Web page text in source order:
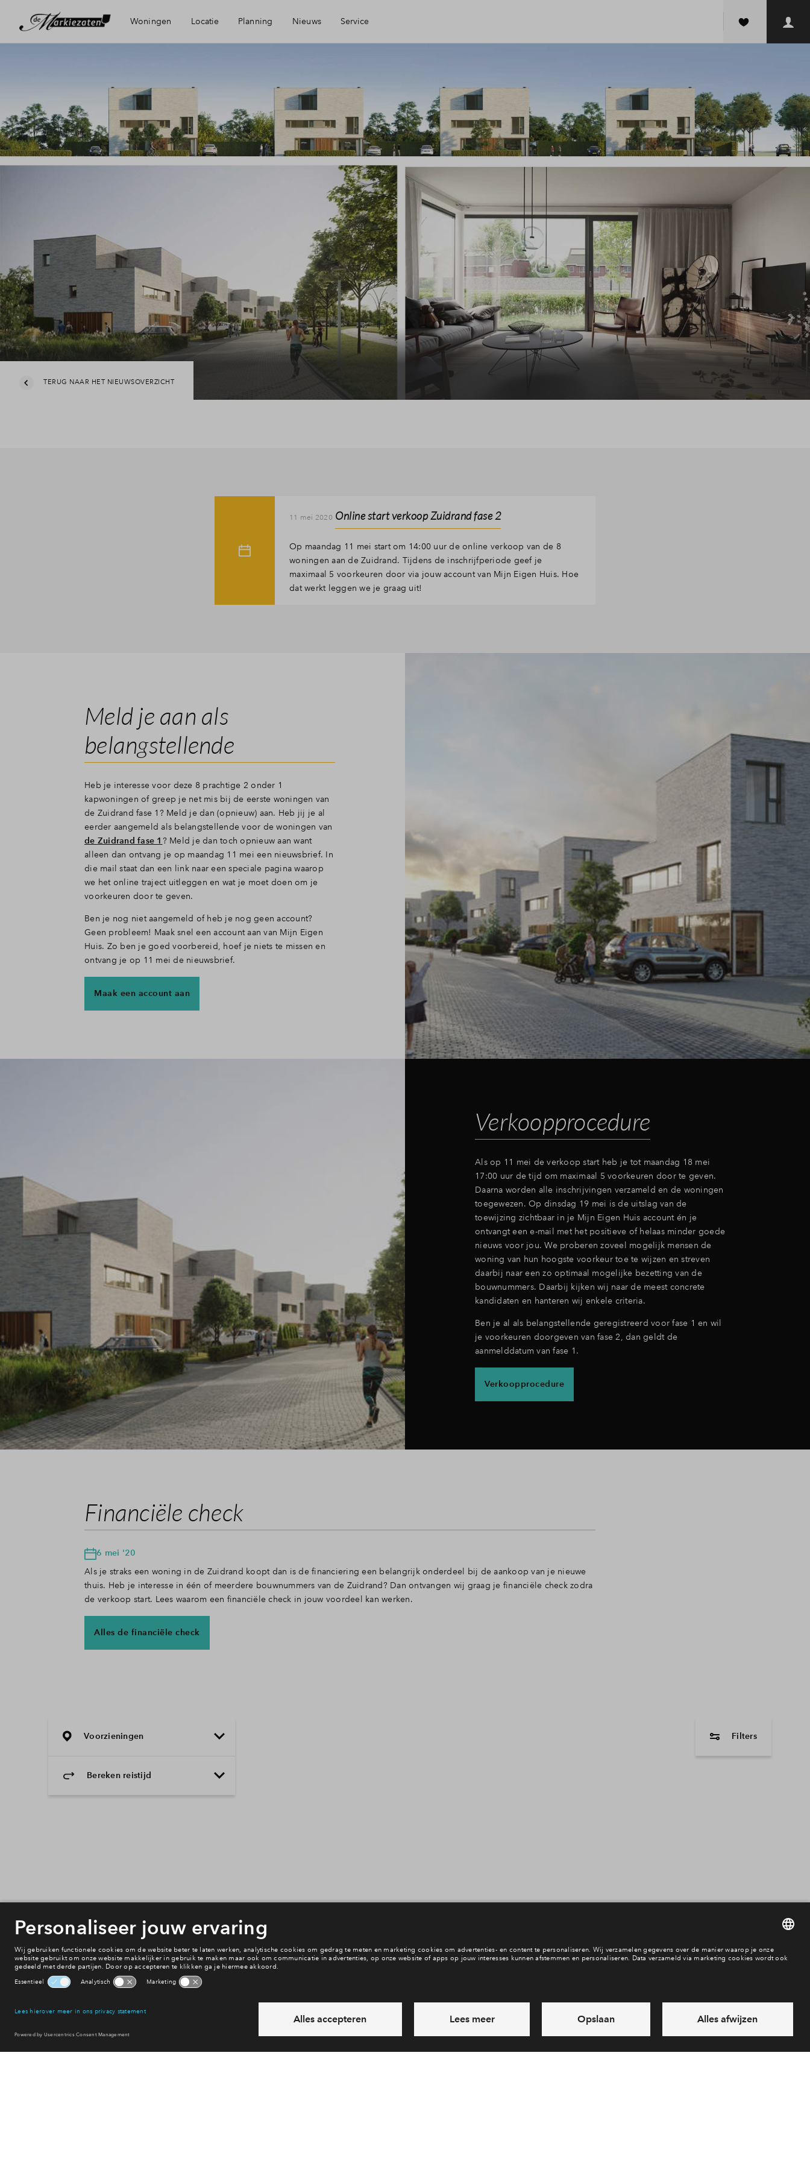
Woningen Locatie
Duurzaamheid
Planning Nieuws Service
Financiele check
Financiering
Toewijzing
Woning kopen
Veelgestelde vragen
Contact
TERUG NAAR HET NIEUWSOVERZICHT
11 mei 2020 Online start verkoop Zuidrand fase 2
Op maandag 11 mei start om 14:00 uur de online verkoop van de 8
woningen aan de Zuidrand. Tijdens de inschrijfperiode geef je
maximaal 5 voorkeuren door via jouw account van Mijn Eigen Huis. Hoe
dat werkt leggen we je graag uit!
Meld je aan als
belangstellende
Heb je interesse voor deze 8 prachtige 2 onder 1
kapwoningen of greep je net mis bij de eerste woningen van
de Zuidrand fase 1? Meld je dan (opnieuw) aan. Heb jij je al
eerder aangemeld als belangstellende voor de woningen van
de Zuidrand fase 1 ? Meld je dan toch opnieuw aan want
alleen dan ontvang je op maandag 11 mei een nieuwsbrief. In
die mail staat dan een link naar een speciale pagina waarop
we het online traject uitleggen en wat je moet doen om je
voorkeuren door te geven.
Ben je nog niet aangemeld of heb je nog geen account?
Geen probleem! Maak snel een account aan van Mijn Eigen
Huis. Zo ben je goed voorbereid, hoef je niets te missen en
ontvang je op 11 mei de nieuwsbrief.
Maak een account aan
Verkoopprocedure
Als op 11 mei de verkoop start heb je tot maandag 18 mei
17:00 uur de tijd om maximaal 5 voorkeuren door te geven.
Daarna worden alle inschrijvingen verzameld en de woningen
toegewezen. Op dinsdag 19 mei is de uitslag van de
toewijzing zichtbaar in je Mijn Eigen Huis account én je
ontvangt een e-mail met het positieve of helaas minder goede
nieuws voor jou. We proberen zoveel mogelijk mensen de
woning van hun hoogste voorkeur toe te wijzen en streven
daarbij naar een zo optimaal mogelijke bezetting van de
bouwnummers. Daarbij kijken wij naar de meest concrete
kandidaten en hanteren wij enkele criteria.
Ben je al als belangstellende geregistreerd voor fase 1 en wil
je voorkeuren doorgeven van fase 2, dan geldt de
aanmelddatum van fase 1.
Verkoopprocedure
Financiële check
6 mei '20
Als je straks een woning in de Zuidrand koopt dan is de financiering een belangrijk onderdeel bij de aankoop van je nieuwe
thuis. Heb je interesse in één of meerdere bouwnummers van de Zuidrand? Dan ontvangen wij graag je financiële check zodra
de verkoop start. Lees waarom een financiële check in jouw voordeel kan werken.
Alles de financiële check
Voorzieningen
Selecteer vervoermiddel
Onderwijs Voorzieningen Bereikbaarheid
Reset filter
Bereken reistijd
Filters